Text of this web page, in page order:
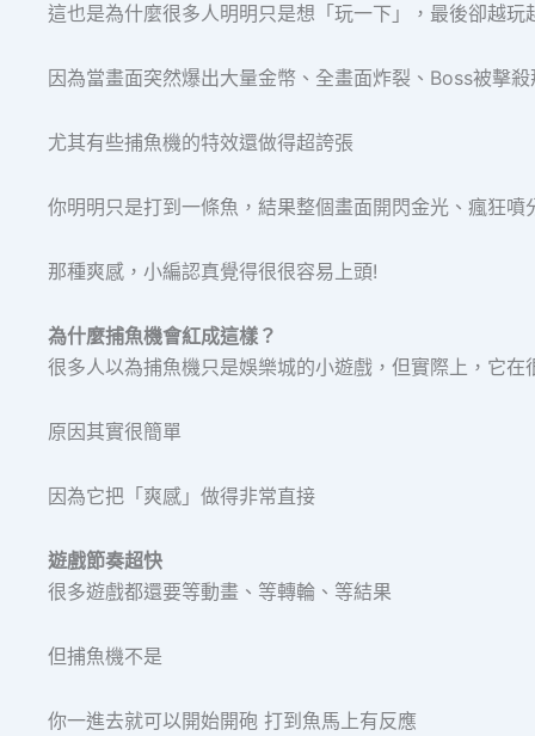
這也是為什麼很多人明明只是想「玩一下」，最後卻越玩
因為當畫面突然爆出大量金幣、全畫面炸裂、Boss被擊
尤其有些捕魚機的特效還做得超誇張
你明明只是打到一條魚，結果整個畫面開閃金光、瘋狂
那種爽感，小編認真覺得很很容易上頭!
為什麼捕魚機會紅成這樣？
很多人以為捕魚機只是娛樂城的小遊戲，但實際上，它在
原因其實很簡單
因為它把「爽感」做得非常直接
遊戲節奏超快
很多遊戲都還要等動畫、等轉輪、等結果
但捕魚機不是
你一進去就可以開始開砲 打到魚馬上有反應